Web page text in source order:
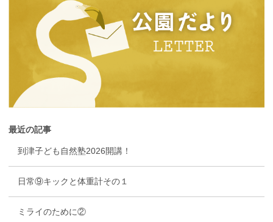
最近の記事
到津子ども自然塾2026開講！
日常⑨キックと体重計その１
ミライのために②